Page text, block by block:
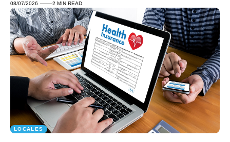
08/07/2026 2 MIN READ
LOCALES